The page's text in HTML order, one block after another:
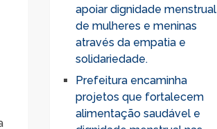
apoiar dignidade menstrual
de mulheres e meninas
através da empatia e
solidariedade.
Prefeitura encaminha
projetos que fortalecem
alimentação saudável e